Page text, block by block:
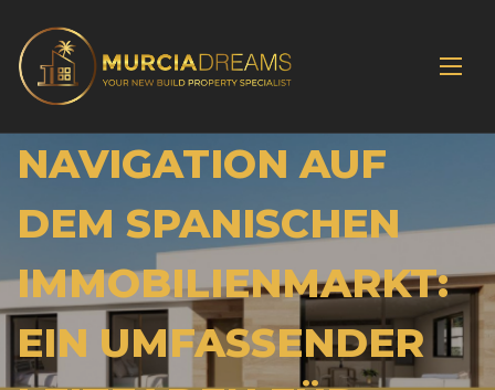
NAVIGATION AUF
DEM SPANISCHEN
IMMOBILIENMARKT:
EIN UMFASSENDER